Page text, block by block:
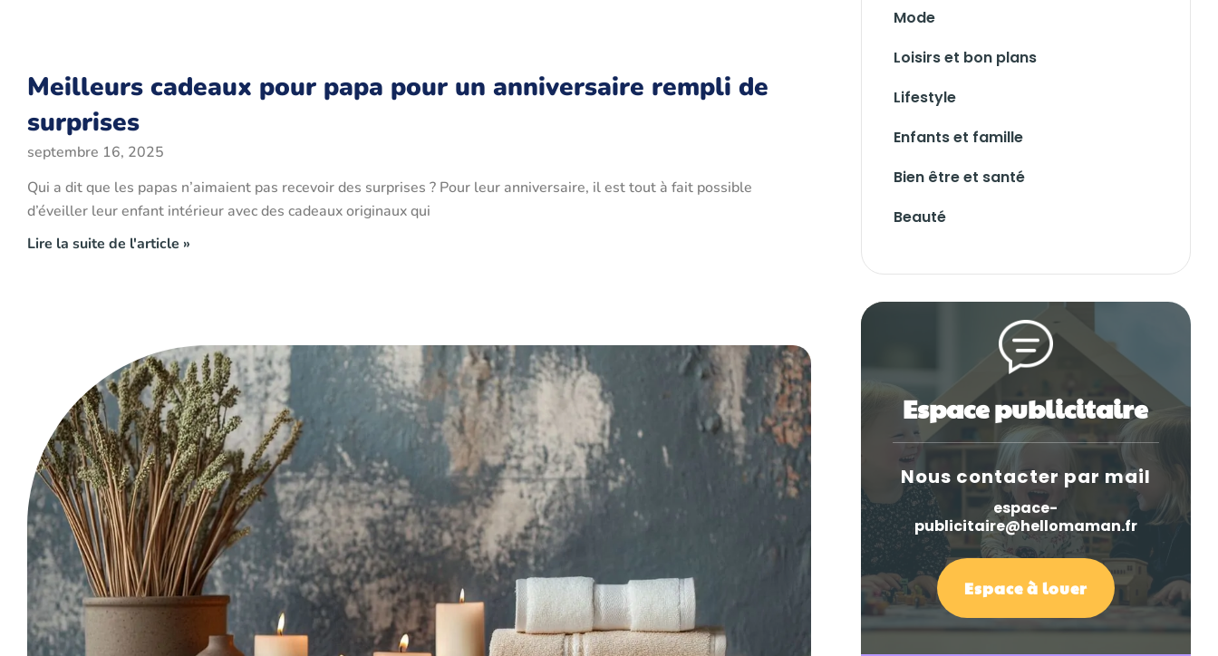
Meilleurs cadeaux pour papa pour un anniversaire rempli de
surprises
septembre 16, 2025
Qui a dit que les papas n’aimaient pas recevoir des surprises ? Pour leur anniversaire, il est tout à fait possible
d’éveiller leur enfant intérieur avec des cadeaux originaux qui
Lire la suite de l'article »
Mode
Loisirs et bon plans
Lifestyle
Enfants et famille
Bien être et santé
Beauté
Espace publicitaire
Nous contacter par mail
espace-
publicitaire@hellomaman.fr
Espace à louer